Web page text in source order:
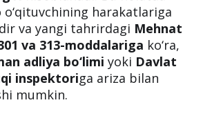
davomatining pastligi
intizomiy jazo chorasi
hisoblanadi. Bu holatda
harakatlariga
va yangi tahrirdagiMehnat
va 313-moddalariga